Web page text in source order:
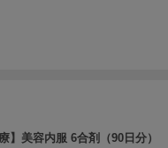
】美容内服 6合剤（90日分）